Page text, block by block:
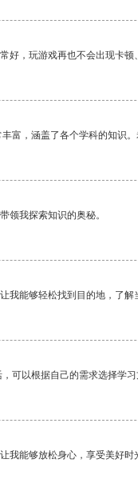
好，玩游戏再也不会出现卡
富，涵盖了各个学科的知识
领我探索知识的奥秘。
我能够轻松找到目的地，了解
可以根据自己的需求选择学习
我能够放松身心，享受美好时